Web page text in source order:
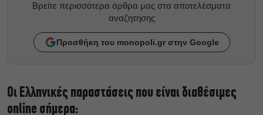
Βρείτε περισσότερα άρθρα μας στα αποτελέσματα
αναζητησης
Προσθήκη του monopoli.gr στην Google
Οι Ελληνικές παραστάσεις που είναι διαθέσιμες
online σήμερα: